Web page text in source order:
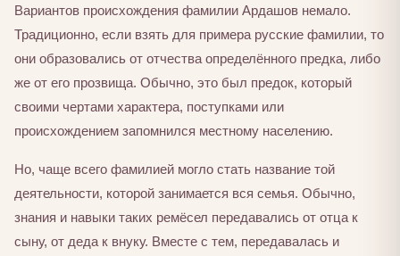
Вариантов происхождения фамилии Ардашов немало.
Традиционно, если взять для примера русские фамилии, то
они образовались от отчества определённого предка, либо
же от его прозвища. Обычно, это был предок, который
своими чертами характера, поступками или
происхождением запомнился местному населению.
Но, чаще всего фамилией могло стать название той
деятельности, которой занимается вся семья. Обычно,
знания и навыки таких ремёсел передавались от отца к
сыну, от деда к внуку. Вместе с тем, передавалась и